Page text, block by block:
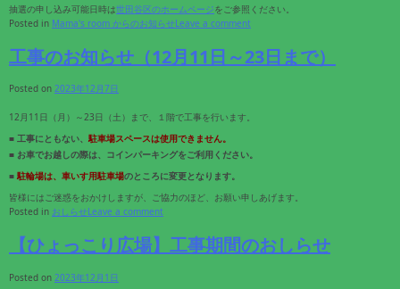
抽選の申し込み可能日時は世田谷区のホームページをご参照ください。
Posted in Mama's room からのお知らせLeave a comment
工事のお知らせ（12月11日～23日まで）
Posted on 2023年12月7日
12月11日（月）～23日（土）まで、１階で工事を行います。
■ 工事にともない、 駐車場スペースは使用できません。
■ お車でお越しの際は、コインパーキングをご利用ください。
■ 駐輪場は、車いす用駐車場のところに変更となります。
皆様にはご迷惑をおかけしますが、ご協力のほど、お願い申しあげます。
Posted in おしらせLeave a comment
【ひょっこり広場】工事期間のおしらせ
Posted on 2023年12月1日